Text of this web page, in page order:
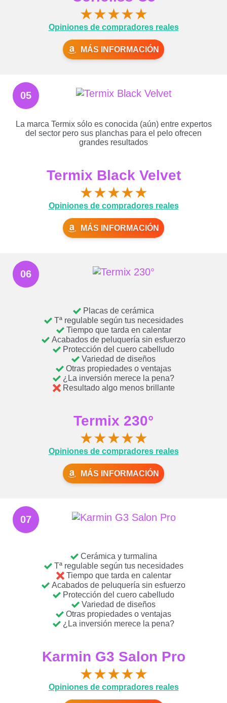
★★★★★
Opiniones de compradores reales
MÁS INFORMACIÓN
05
La marca Termix sólo es conocida (aún) entre expertos
del sector pero sus planchas para el pelo ofrecen
grandes resultados
Termix Black Velvet
★★★★★
Opiniones de compradores reales
MÁS INFORMACIÓN
06
Placas de cerámica
Tª regulable según tus necesidades
Tiempo que tarda en calentar
Acabados de peluquería sin esfuerzo
Protección del cuero cabelludo
Variedad de diseños
Otras propiedades o ventajas
¿La inversión merece la pena?
Resultado algo menos brillante
Termix 230°
★★★★★
Opiniones de compradores reales
MÁS INFORMACIÓN
07
Cerámica y turmalina
Tª regulable según tus necesidades
Tiempo que tarda en calentar
Acabados de peluquería sin esfuerzo
Protección del cuero cabelludo
Variedad de diseños
Otras propiedades o ventajas
¿La inversión merece la pena?
Karmin G3 Salon Pro
★★★★★
Opiniones de compradores reales